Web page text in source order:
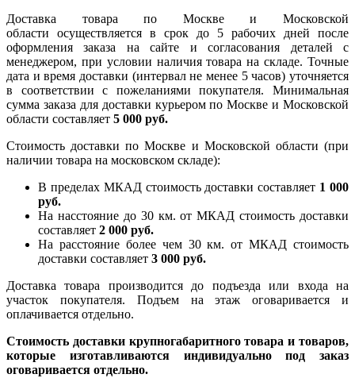
Доставка товара по Москве и Московской
области осуществляется в срок до 5 рабочих дней после
оформления заказа на сайте и согласования деталей с
менеджером, при условии наличия товара на складе. Точные
дата и время доставки (интервал не менее 5 часов) уточняется
в соответствии с пожеланиями покупателя. Минимальная
сумма заказа для доставки курьером по Москве и Московской
области составляет 5 000 руб.
Стоимость доставки по Москве и Московской области (при
наличии товара на московском складе):
В пределах МКАД стоимость доставки составляет 1 000
руб.
На насcтояние до 30 км. от МКАД стоимость доставки
составляет 2 000 руб.
На расстояние более чем 30 км. от МКАД стоимость
доставки составляет 3 000 руб.
Доставка товара производится до подъезда или входа на
участок покупателя. Подъем на этаж оговаривается и
оплачивается отдельно.
Стоимость доставки крупногабаритного товара и товаров,
которые изготавливаются индивидуально под заказ
оговаривается отдельно.